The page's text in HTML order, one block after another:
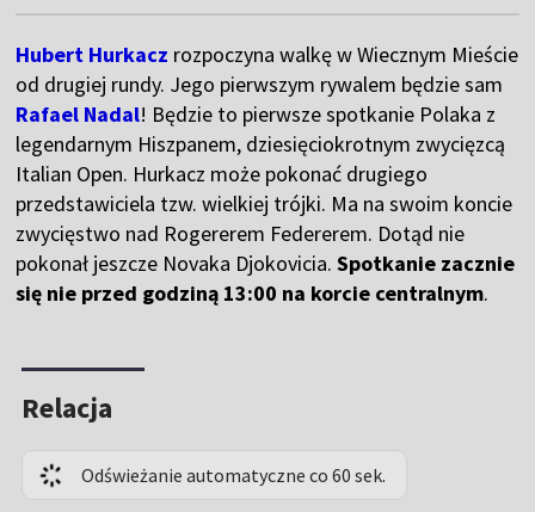
Hubert Hurkacz rozpoczyna walkę w Wiecznym Mieście
od drugiej rundy. Jego pierwszym rywalem będzie sam
Rafael Nadal! Będzie to pierwsze spotkanie Polaka z
legendarnym Hiszpanem, dziesięciokrotnym zwycięzcą
Italian Open. Hurkacz może pokonać drugiego
przedstawiciela tzw. wielkiej trójki. Ma na swoim koncie
zwycięstwo nad Rogererem Federerem. Dotąd nie
pokonał jeszcze Novaka Djokovicia.Spotkanie zacznie
się nie przed godziną 13:00 na korcie centralnym.
Relacja
Odświeżanie automatyczne co 60 sek.